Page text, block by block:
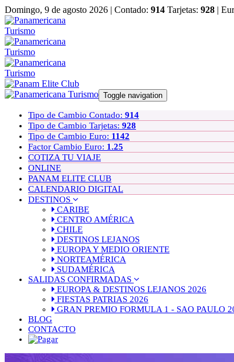
Domingo, 9 de agosto 2026 | Contado: 914 Tarjetas: 928 |
Toggle navigation
Tipo de Cambio Contado: 914
Tipo de Cambio Tarjetas: 928
Tipo de Cambio Euro: 1142
Factor Cambio Euro: 1.25
COTIZA TU VIAJE
ONLINE
PANAM ELITE CLUB
CALENDARIO DIGITAL
DESTINOS
CARIBE
CENTRO AMÉRICA
CHILE
DESTINOS LEJANOS
EUROPA Y MEDIO ORIENTE
NORTEAMÉRICA
SUDAMÉRICA
SALIDAS CONFIRMADAS
EUROPA & DESTINOS LEJANOS 2026
FIESTAS PATRIAS 2026
GRAN PREMIO FORMULA 1 - SAO PAULO
BLOG
CONTACTO